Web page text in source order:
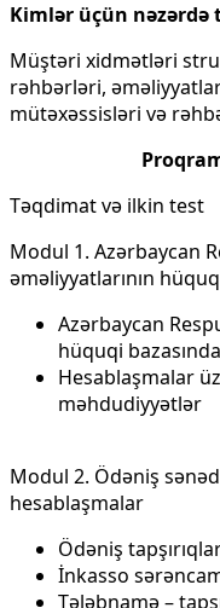
Kimlər üçün
Müştəri xidmətləri
rəhbərləri,
mütəxəssisləri və
Təqdimat və ilkin test
Modul 1. Azərbaycan
əməliyyatlarının
Azərbaycan
hüquqi
Hesablaşmalar
məhdudiyyətlər
Modul 2. Ödəniş
hesablaşmalar
Ödəniş
İnkasso
Tələbnamə –